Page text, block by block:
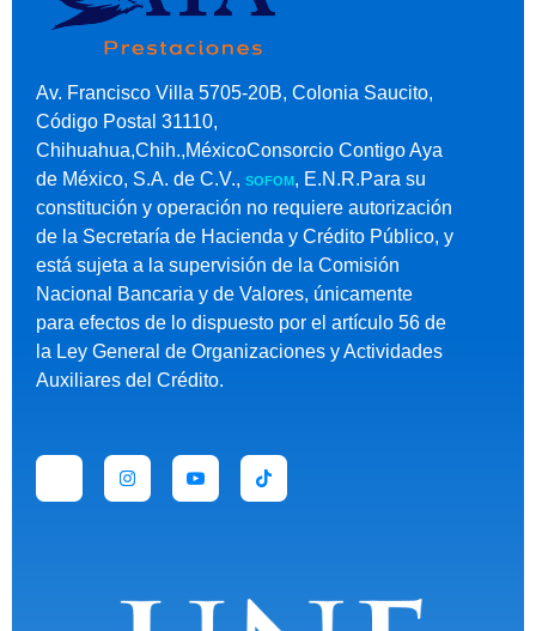
Av. Francisco Villa 5705-20B, Colonia Saucito,
Código Postal 31110,
Chihuahua,Chih.,MéxicoConsorcio Contigo Aya
de México, S.A. de C.V., SOFOM , E.N.R.Para su
constitución y operación no requiere autorización
de la Secretaría de Hacienda y Crédito Público, y
está sujeta a la supervisión de la Comisión
Nacional Bancaria y de Valores, únicamente
para efectos de lo dispuesto por el artículo 56 de
la Ley General de Organizaciones y Actividades
Auxiliares del Crédito.